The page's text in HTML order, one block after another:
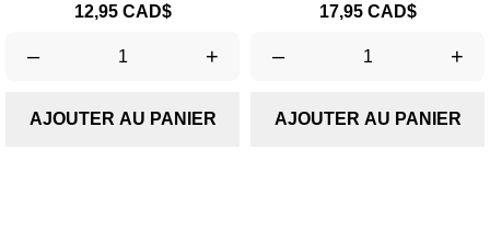
Prix
12,95 CAD$
– +
AJOUTER AU PANIER
Prix
17,95 CAD$
– +
AJOUTER AU PANIER